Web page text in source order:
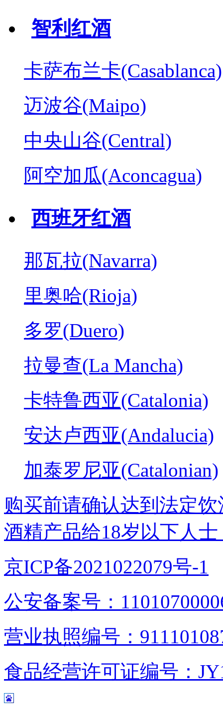
智利红酒
卡萨布兰卡(Casablanca)
迈波谷(Maipo)
中央山谷(Central)
阿空加瓜(Aconcagua)
西班牙红酒
那瓦拉(Navarra)
里奥哈(Rioja)
多罗(Duero)
拉曼查(La Mancha)
卡特鲁西亚(Catalonia)
安达卢西亚(Andalucia)
加泰罗尼亚(Catalonian)
购买前请确认达到法定
酒精产品给18岁以下人士
京ICP备2021022079号-1
公安备案号：
营业执照编号：
食品经营许可证编号：